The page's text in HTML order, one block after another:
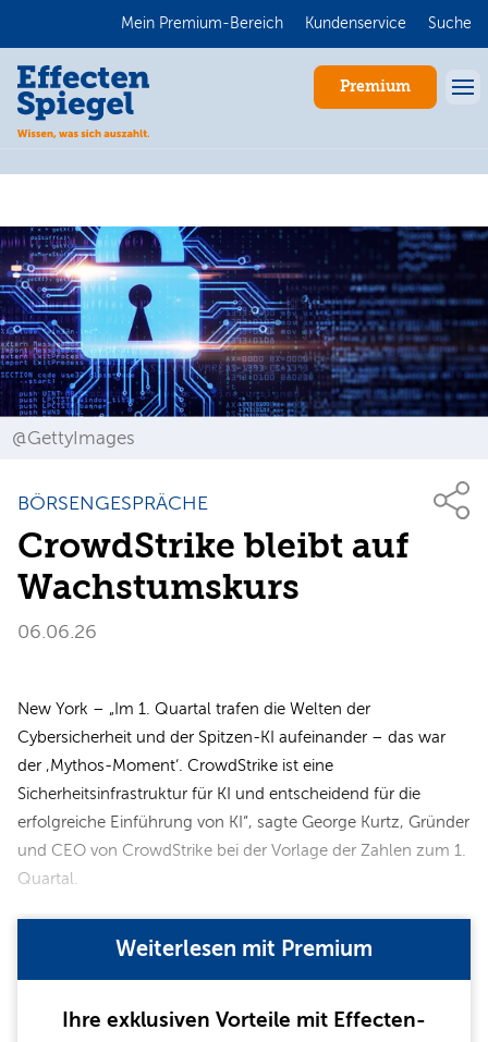
Mein Premium-Bereich Kundenservice Suche
Premium
@GettyImages
BÖRSENGESPRÄCHE
CrowdStrike bleibt auf
Wachstumskurs
06.06.26
New York – „Im 1. Quartal trafen die Welten der
Cybersicherheit und der Spitzen-KI aufeinander – das war
der ‚Mythos-Moment‘. CrowdStrike ist eine
Sicherheitsinfrastruktur für KI und entscheidend für die
erfolgreiche Einführung von KI“, sagte George Kurtz, Gründer
und CEO von CrowdStrike bei der Vorlage der Zahlen zum 1.
Quartal.
Weiterlesen mit Premium
Ihre exklusiven Vorteile mit Effecten-
Anmelden